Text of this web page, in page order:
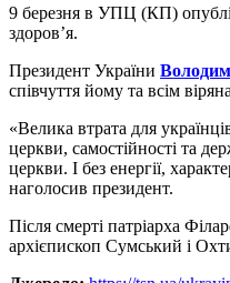
9 березня в УПЦ (КП)
здоров’я.
Президент України
співчуття йому та всім
«Велика втрата для
церкви, самостійності та
церкви. І без енергії,
наголосив президент.
Після смерті патріарха
архієпископ Сумський і